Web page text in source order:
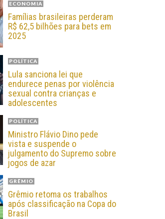
ECONOMIA
Famílias brasileiras perderam
R$ 62,5 bilhões para bets em
2025
POLÍTICA
Lula sanciona lei que
endurece penas por violência
sexual contra crianças e
adolescentes
POLÍTICA
Ministro Flávio Dino pede
vista e suspende o
julgamento do Supremo sobre
jogos de azar
GRÊMIO
Grêmio retoma os trabalhos
após classificação na Copa do
Brasil